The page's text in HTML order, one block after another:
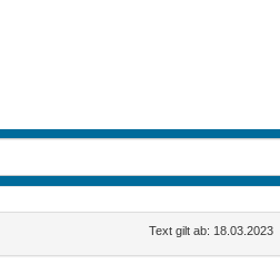
Text gilt ab: 18.03.2023